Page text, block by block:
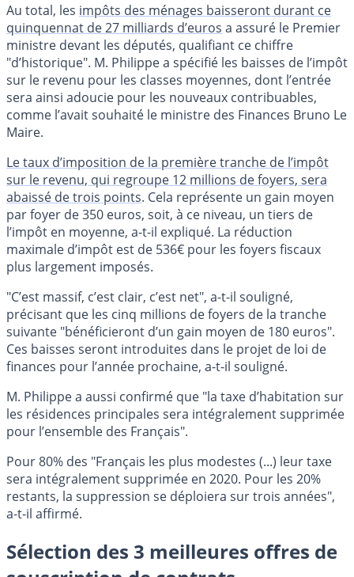
Au total, les impôts des ménages baisseront durant ce
quinquennat de 27 milliards d’euros a assuré le Premier
ministre devant les députés, qualifiant ce chiffre
"d’historique". M. Philippe a spécifié les baisses de l’impôt
sur le revenu pour les classes moyennes, dont l’entrée
sera ainsi adoucie pour les nouveaux contribuables,
comme l’avait souhaité le ministre des Finances Bruno Le
Maire.
Le taux d’imposition de la première tranche de l’impôt
sur le revenu, qui regroupe 12 millions de foyers, sera
abaissé de trois points. Cela représente un gain moyen
par foyer de 350 euros, soit, à ce niveau, un tiers de
l’impôt en moyenne, a-t-il expliqué. La réduction
maximale d’impôt est de 536€ pour les foyers fiscaux
plus largement imposés.
"C’est massif, c’est clair, c’est net", a-t-il souligné,
précisant que les cinq millions de foyers de la tranche
suivante "bénéficieront d’un gain moyen de 180 euros".
Ces baisses seront introduites dans le projet de loi de
finances pour l’année prochaine, a-t-il souligné.
M. Philippe a aussi confirmé que "la taxe d’habitation sur
les résidences principales sera intégralement supprimée
pour l’ensemble des Français".
Pour 80% des "Français les plus modestes (...) leur taxe
sera intégralement supprimée en 2020. Pour les 20%
restants, la suppression se déploiera sur trois années",
a-t-il affirmé.
Sélection des 3 meilleures offres de